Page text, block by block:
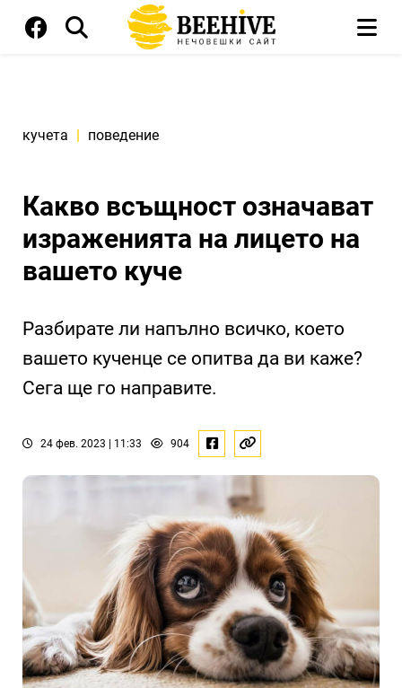
кучета | поведение
Какво всъщност означават
израженията на лицето на
вашето куче
Разбирате ли напълно всичко, което
вашето кученце се опитва да ви каже?
Сега ще го направите.
24 фев. 2023 | 11:33 904